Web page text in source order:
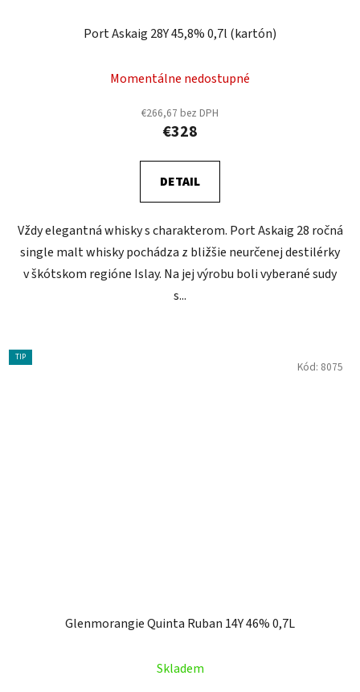
Port Askaig 28Y 45,8% 0,7l (kartón)
Momentálne nedostupné
€266,67 bez DPH
€328
DETAIL
Vždy elegantná whisky s charakterom. Port Askaig 28 ročná
single malt whisky pochádza z bližšie neurčenej destilérky
v škótskom regióne Islay. Na jej výrobu boli vyberané sudy
s...
TIP
Glenmorangie Quinta Ruban 14Y 46% 0,7L
Skladem
Kód: 8075